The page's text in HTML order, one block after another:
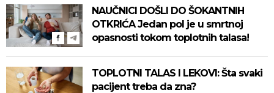
NAUČNICI DOŠLI DO ŠOKANTNIH
OTKRIĆA Jedan pol je u smrtnoj
opasnosti tokom toplotnih talasa!
TOPLOTNI TALAS I LEKOVI: Šta svaki
pacijent treba da zna?